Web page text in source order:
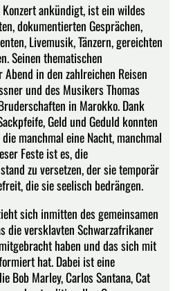
ankündigt, ist ein wildes
dokumentierten Gesprächen,
Livemusik, Tänzern, gereichten
Seinen thematischen
in den zahlreichen Reisen
und des Musikers Thomas
in Marokko. Dank
Geld und Geduld konnten
manchmal eine Nacht, manchmal
Feste ist es, die
zu versetzen, der sie temporär
die sie seelisch bedrängen.
sich inmitten des gemeinsamen
die versklavten Schwarzafrikaner
haben und das sich mit
hat. Dabei ist eine
Bob Marley, Carlos Santana, Cat